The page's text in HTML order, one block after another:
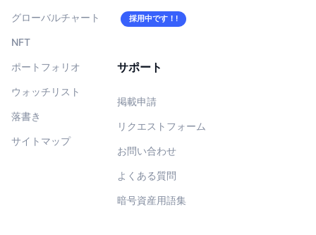
グローバルチャート
NFT
ポートフォリオ
ウォッチリスト
落書き
サイトマップ
採用中です！!
サポート
掲載申請
リクエストフォーム
お問い合わせ
よくある質問
暗号資産用語集